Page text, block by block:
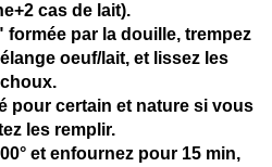
cas de lait).
par la douille, trempez
oeuf/lait, et lissez les
choux.
pour certain et nature si vous
les remplir.
et enfournez pour 15 min,